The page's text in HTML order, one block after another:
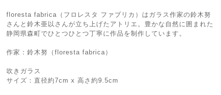
floresta fabrica（フロレスタ ファブリカ）はガラス作家の鈴木努
さんと鈴木亜以さんが立ち上げたアトリエ。豊かな自然に囲まれた
静岡県森町でひとつひとつ丁寧に作品を制作しています。
作家：鈴木努（floresta fabrica）
吹きガラス
サイズ：直径約7cm x 高さ約9.5cm